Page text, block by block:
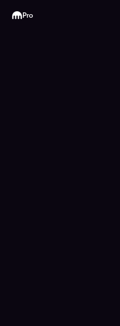
Kraken
Pro